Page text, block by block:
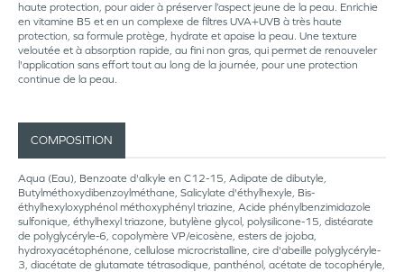
haute protection, pour aider à préserver l’aspect jeune de la peau. Enrichie
en vitamine B5 et en un complexe de filtres UVA+UVB à très haute
protection, sa formule protège, hydrate et apaise la peau. Une texture
veloutée et à absorption rapide, au fini non gras, qui permet de renouveler
l'application sans effort tout au long de la journée, pour une protection
continue de la peau.
COMPOSITION
Aqua (Eau), Benzoate d'alkyle en C12-15, Adipate de dibutyle,
Butylméthoxydibenzoylméthane, Salicylate d'éthylhexyle, Bis-
éthylhexyloxyphénol méthoxyphényl triazine, Acide phénylbenzimidazole
sulfonique, éthylhexyl triazone, butylène glycol, polysilicone-15, distéarate
de polyglycéryle-6, copolymère VP/eicosène, esters de jojoba,
hydroxyacétophénone, cellulose microcristalline, cire d'abeille polyglycéryle-
3, diacétate de glutamate tétrasodique, panthénol, acétate de tocophéryle,